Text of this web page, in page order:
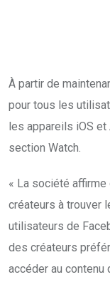
À partir de
pour tous les
les appareils iOS
section Watch.
« La société
créateurs à trouver
utilisateurs de
des créateurs
accéder au contenu